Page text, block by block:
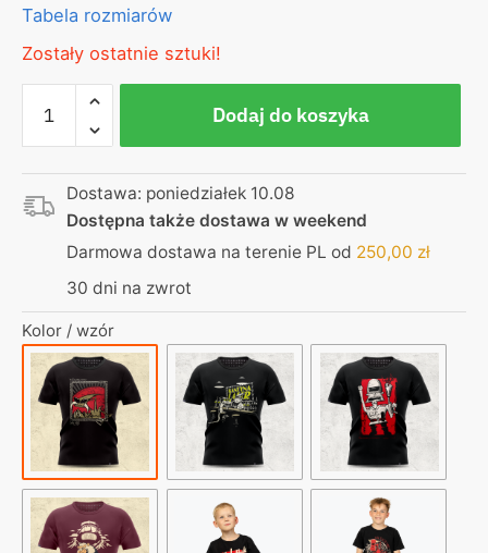
Tabela rozmiarów
Zostały ostatnie sztuki!
Koszulka
czarna
-
Czerwony
Kosmita
Premium
Dodaj do koszyka
Dostawa: poniedziałek 10.08
Dostępna także dostawa w weekend
Darmowa dostawa na terenie PL od 250,00 zł
30 dni na zwrot
Kolor / wzór